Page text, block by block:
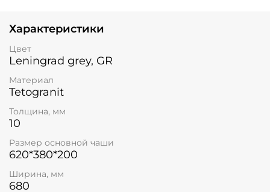
Характеристики
Цвет
Leningrad grey, GR
Материал
Tetogranit
Толщина, мм
10
Размер основной чаши
620*380*200
Ширина, мм
680